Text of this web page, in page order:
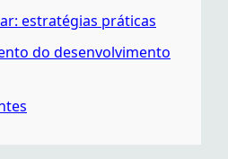
estratégias práticas
do desenvolvimento